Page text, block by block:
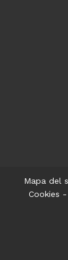
Mapa del
Cookies -